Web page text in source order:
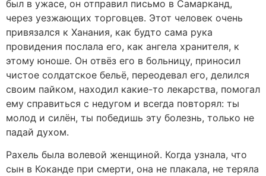
был в ужасе, он отправил письмо в Самарканд,
через уезжающих торговцев. Этот человек очень
привязался к Ханания, как будто сама рука
провидения послала его, как ангела хранителя, к
этому юноше. Он отвёз его в больницу, приносил
чистое солдатское бельё, переодевал его, делился
своим пайком, находил какие-то лекарства, помогал
ему справиться с недугом и всегда повторял: ты
молод и силён, ты победишь эту болезнь, только не
падай духом.
Рахель была волевой женщиной. Когда узнала, что
сын в Коканде при смерти, она не плакала, не теряла